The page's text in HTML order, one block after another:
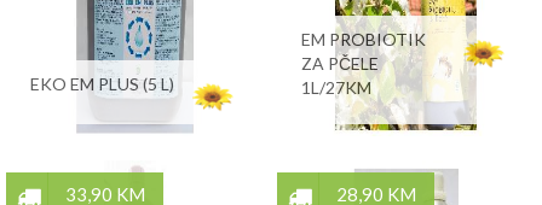
EKO EM PLUS (5 L)
EM PROBIOTIK
ZA PČELE
1L/27KM
33,90 KM 28,90 KM